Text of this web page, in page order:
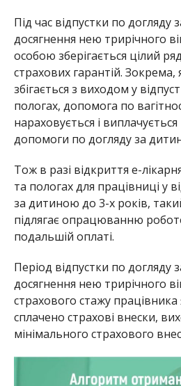
Під час відпустки по
досягнення нею трирічного
особою зберігається цілий
страхових гарантій. Зокрема,
збігається з виходом у
пологах, допомога по
нараховується і
допомоги по догляду за
Тож в разі відкриття е-
та пологах для працівниці у
за дитиною до 3-х років,
підлягає опрацюванню
подальшій оплаті.
Період відпустки по догляду
досягнення нею трирічного
страхового стажу працівника
сплачено страхові внески,
мінімального страхового